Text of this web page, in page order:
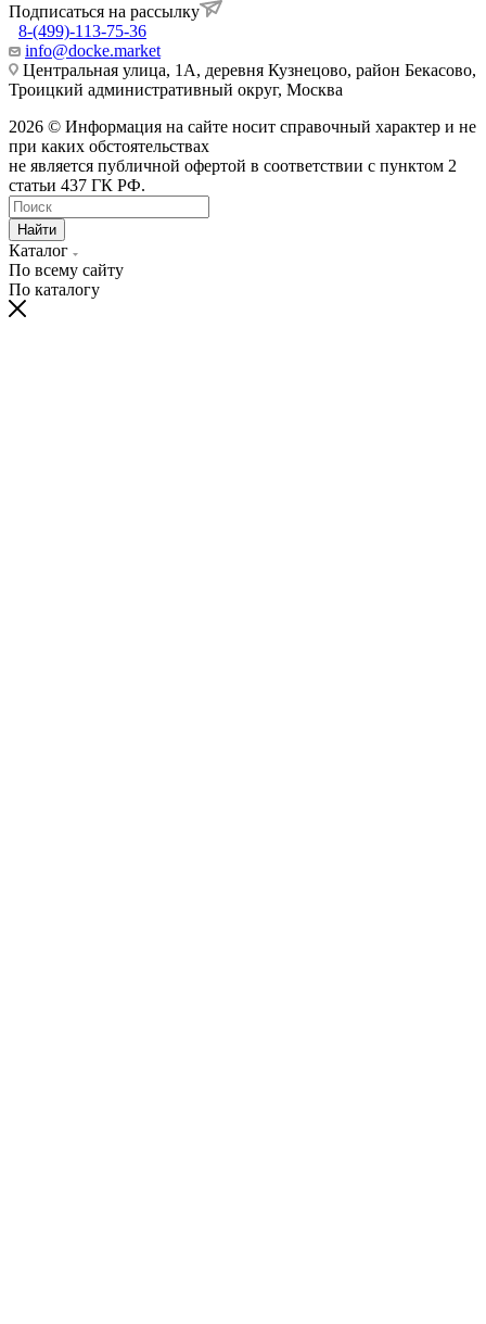
Подписаться на рассылку
8-(499)-113-75-36
info@docke.market
Центральная улица, 1А, деревня Кузнецово, район Бекасово,
Троицкий административный округ, Москва
2026 © Информация на сайте носит справочный характер и не
при каких обстоятельствах
не является публичной офертой в соответствии с пунктом 2
статьи 437 ГК РФ.
Найти
Каталог
По всему сайту
По каталогу